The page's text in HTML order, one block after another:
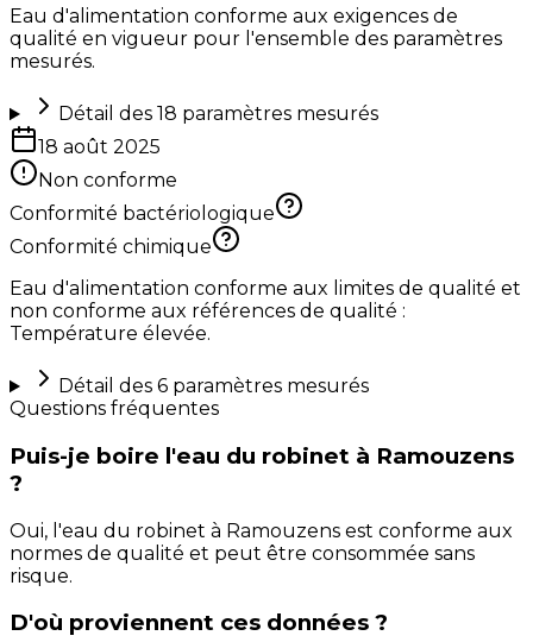
Eau d'alimentation conforme aux exigences de
qualité en vigueur pour l'ensemble des paramètres
mesurés.
Détail des 18 paramètres mesurés
18 août 2025
Non conforme
Conformité bactériologique
Conformité chimique
Eau d'alimentation conforme aux limites de qualité et
non conforme aux références de qualité :
Température élevée.
Détail des 6paramètres mesurés
Questions fréquentes
Puis-je boire l'eau du robinet à Ramouzens
?
Oui, l'eau du robinet à Ramouzens est conforme aux
normes de qualité et peut être consommée sans
risque.
D'où proviennent ces données ?